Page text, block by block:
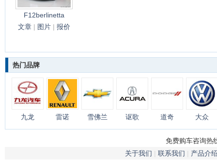
F12berlinetta
文章 | 图片 | 报价
热门品牌
九龙 雷诺 雪佛兰 讴歌 道奇 大众
免费购车咨询热
关于我们
联系我们
产品介